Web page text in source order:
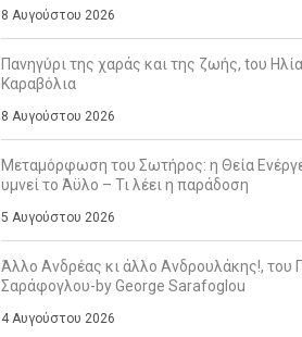
8 Αυγούστου 2026
Πανηγύρι της χαράς και της ζωής, tου Ηλία
Καραβόλια
8 Αυγούστου 2026
Μεταμόρφωση του Σωτήρος: η Θεία
υμνεί το Άϋλο – Τι λέει η παράδοση
5 Αυγούστου 2026
Άλλο Ανδρέας κι άλλο Ανδρουλάκης!, του
Σαράφογλου-by George Sarafoglou
4 Αυγούστου 2026